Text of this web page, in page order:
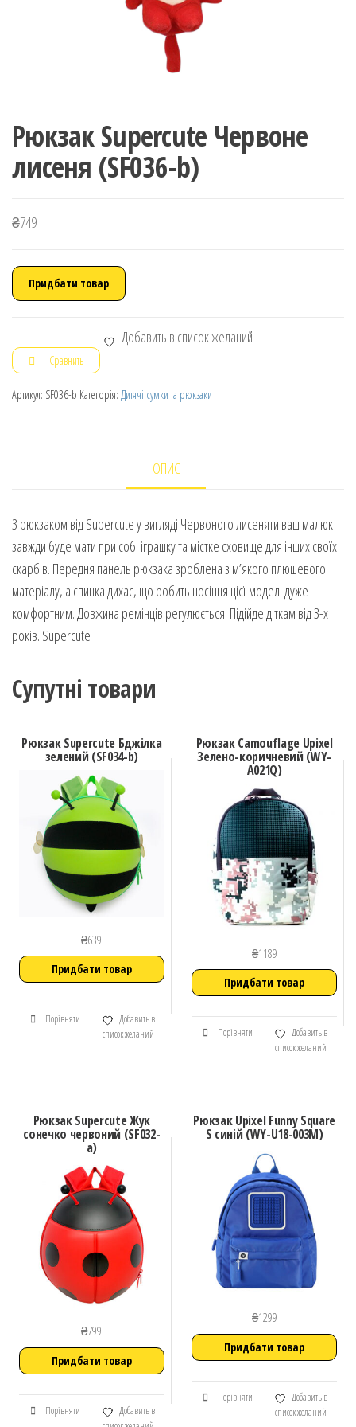
Рюкзак Supercute Червоне
лисеня (SF036-b)
₴749
Придбати товар
Добавить в список желаний
Сравнить
Артикул: SF036-b Категорія: Дитячі сумки та рюкзаки
ОПИС
З рюкзаком від Supercute у вигляді Червоного лисеняти ваш малюк
завжди буде мати при собі іграшку та містке сховище для інших своїх
скарбів. Передня панель рюкзака зроблена з м’якого плюшевого
матеріалу, а спинка дихає, що робить носіння цієї моделі дуже
комфортним. Довжина ремінців регулюється. Підійде діткам від 3-х
років. Supercute
Супутні товари
Рюкзак Supercute Бджілка
зелений (SF034-b)
₴639
Придбати товар
Порівняти
Добавить в
список желаний
Рюкзак Camouflage Upixel
Зелено-коричневий (WY-
A021Q)
₴1189
Придбати товар
Порівняти
Добавить в
список желаний
Рюкзак Supercute Жук
сонечко червоний (SF032-
a)
₴799
Придбати товар
Порівняти
Добавить в
Рюкзак Upixel Funny Square
S синій (WY-U18-003M)
₴1299
Придбати товар
Порівняти
Добавить в
список желаний